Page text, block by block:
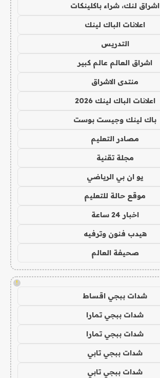
اشراق لنك، شراء باكلينكات
اعلانات الباك لينك
التدريس
اشراق العالم عالم كبير
منتدى الاشراق
اعلانات الباك لينك 2026
باك لينك وجيست بوست
مصادر التعليم
مجلة تقنية
يو ان بي الرياضي
موقع حالة للتعليم
اخبار 24 ساعة
هيدب فنون وترفيه
صحيفة العالم
!
شدات ببجي اقساط
شدات ببجي تمارا
شدات ببجي تمارا
شدات ببجي تابي
شدات ببجي تابي